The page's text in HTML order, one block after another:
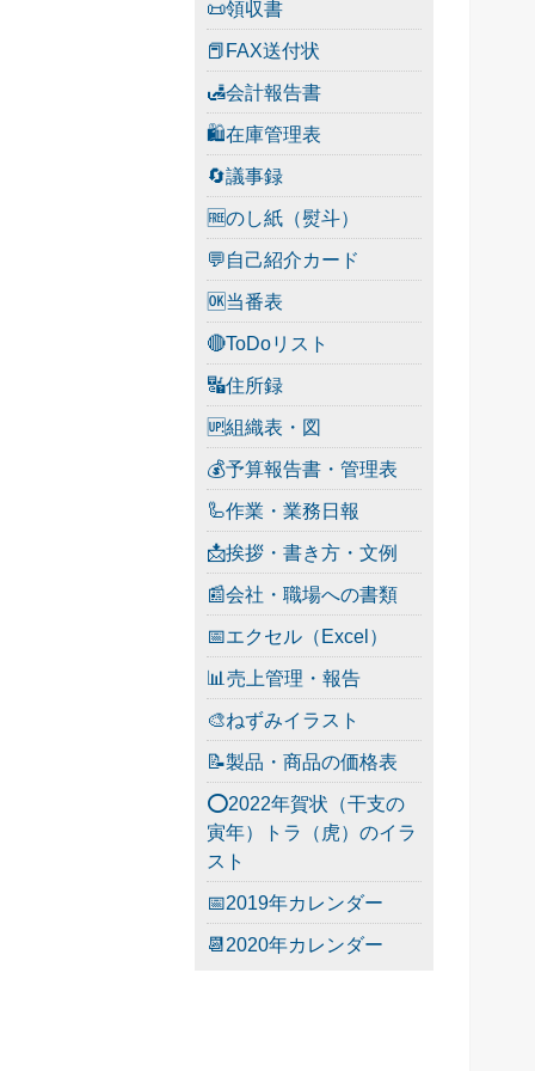
📜領収書
📕FAX送付状
🛃会計報告書
🛍在庫管理表
🔄議事録
🆓のし紙（熨斗）
💬自己紹介カード
🆗当番表
🔴ToDoリスト
🔣住所録
🆙組織表・図
💰予算報告書・管理表
🦾作業・業務日報
📩挨拶・書き方・文例
📰会社・職場への書類
📅エクセル（Excel）
📊売上管理・報告
🎨ねずみイラスト
📝製品・商品の価格表
⭕2022年賀状（干支の
寅年）トラ（虎）のイラ
スト
📅2019年カレンダー
📆2020年カレンダー